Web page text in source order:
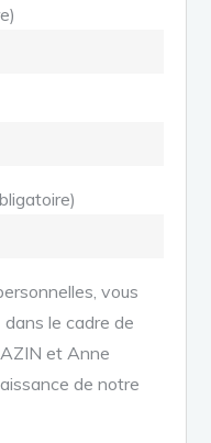
vous
le cadre de
et Anne
de notre